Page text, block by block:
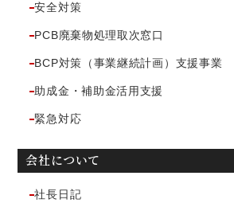
安全対策
PCB廃棄物処理取次窓口
BCP対策（事業継続計画）支援事業
助成金・補助金活用支援
緊急対応
会社について
社長日記